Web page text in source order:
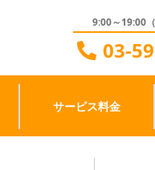
9:00～19:00
03-
サービス料金